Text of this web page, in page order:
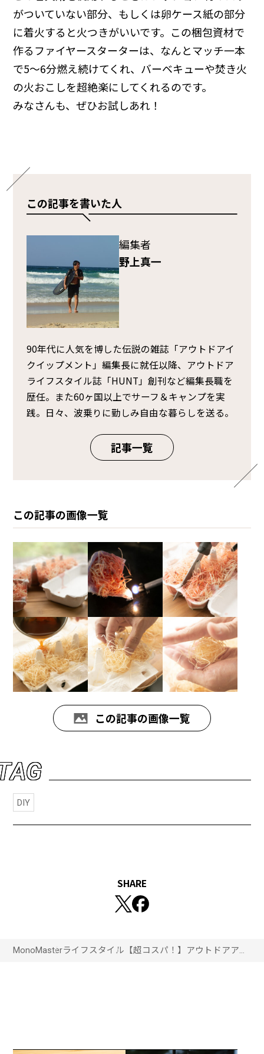
がついていない部分、もしくは卵ケース紙の部分
に着火すると火つきがいいです。この梱包資材で
作るファイヤースターターは、なんとマッチ一本
で5〜6分燃え続けてくれ、バーベキューや焚き火
の火おこしを超絶楽にしてくれるのです。
みなさんも、ぜひお試しあれ！
この記事を書いた人
編集者
野上真一
90年代に人気を博した伝説の雑誌「アウトドアイ
クイップメント」編集長に就任以降、アウトドア
ライフスタイル誌「HUNT」創刊など編集長職を
歴任。また60ヶ国以上でサーフ＆キャンプを実
践。日々、波乗りに勤しみ自由な暮らしを送る。
記事一覧
この記事の画像一覧
この記事の画像一覧
AG
DIY
SHARE
MonoMasterライフスタイル 【超コスパ！】アウトドアアイ